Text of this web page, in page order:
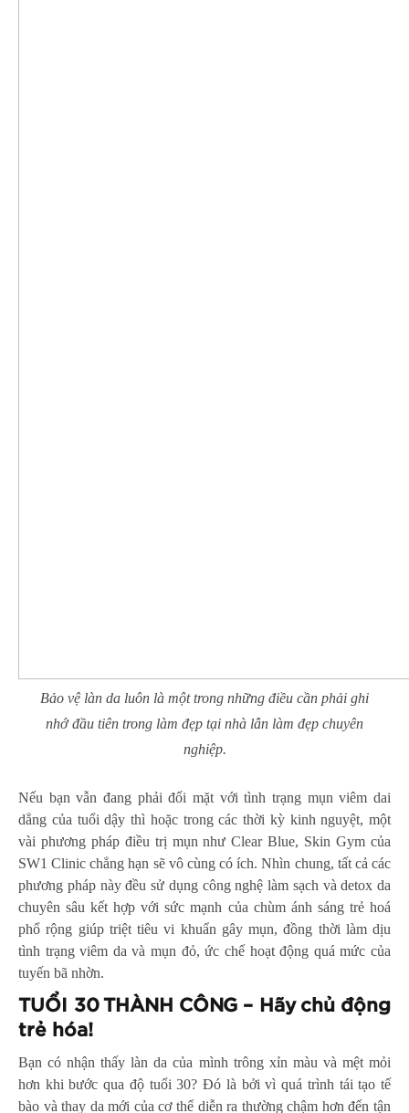
Bảo vệ làn da luôn là một trong những điều cần phải ghi
nhớ đầu tiên trong làm đẹp tại nhà lẫn làm đẹp chuyên
nghiệp.
Nếu bạn vẫn đang phải đối mặt với tình trạng mụn viêm dai
dẳng của tuổi dậy thì hoặc trong các thời kỳ kinh nguyệt, một
vài phương pháp điều trị mụn như Clear Blue, Skin Gym của
SW1 Clinic chẳng hạn sẽ vô cùng có ích. Nhìn chung, tất cả các
phương pháp này đều sử dụng công nghệ làm sạch và detox da
chuyên sâu kết hợp với sức mạnh của chùm ánh sáng trẻ hoá
phổ rộng giúp triệt tiêu vi khuẩn gây mụn, đồng thời làm dịu
tình trạng viêm da và mụn đỏ, ức chế hoạt động quá mức của
tuyến bã nhờn.
TUỔI 30 THÀNH CÔNG – Hãy chủ động
trẻ hóa!
Bạn có nhận thấy làn da của mình trông xỉn màu và mệt mỏi
hơn khi bước qua độ tuổi 30? Đó là bởi vì quá trình tái tạo tế
bào và thay da mới của cơ thể diễn ra thường chậm hơn đến tận